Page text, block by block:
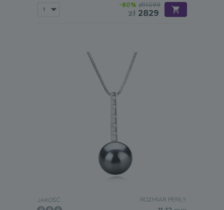
-80% zł14099
zł 2829
JAKOŚĆ: ROZMIAR PERŁY: